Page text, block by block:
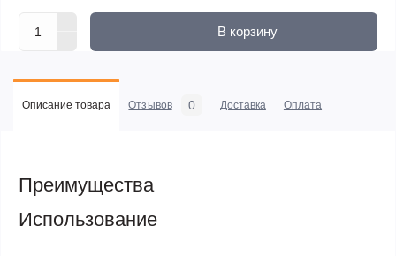
В корзину
Описание товара Отзывов 0 Доставка Оплата
Преимущества
Использование